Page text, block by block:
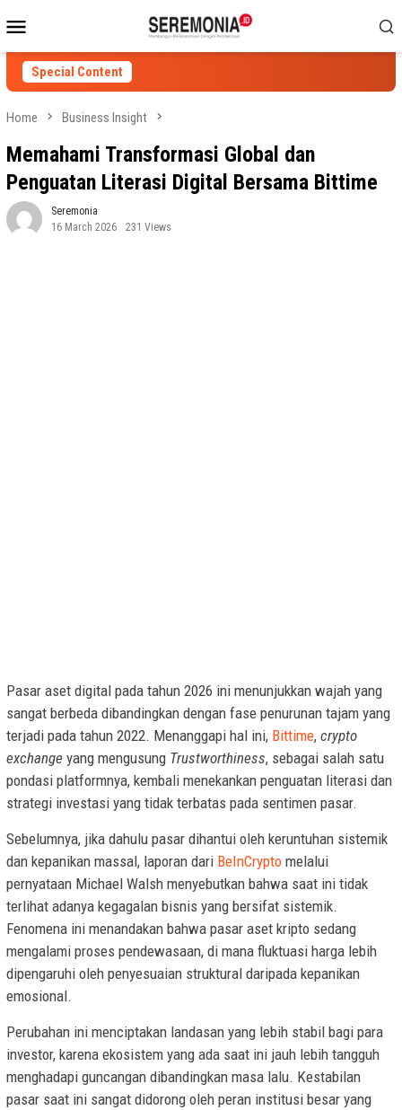
to
contentMenu
Special Content
Home Business Insight
Memahami Transformasi Global dan
Penguatan Literasi Digital Bersama Bittime
Seremonia
16 March 2026
231 Views
Pasar aset digital pada tahun 2026 ini menunjukkan wajah yang
sangat berbeda dibandingkan dengan fase penurunan tajam yang
terjadi pada tahun 2022. Menanggapi hal ini, Bittime, crypto
exchange yang mengusung Trustworthiness, sebagai salah satu
pondasi platformnya, kembali menekankan penguatan literasi dan
strategi investasi yang tidak terbatas pada sentimen pasar.
Sebelumnya, jika dahulu pasar dihantui oleh keruntuhan sistemik
dan kepanikan massal, laporan dari BeInCrypto melalui
pernyataan Michael Walsh menyebutkan bahwa saat ini tidak
terlihat adanya kegagalan bisnis yang bersifat sistemik.
Fenomena ini menandakan bahwa pasar aset kripto sedang
mengalami proses pendewasaan, di mana fluktuasi harga lebih
dipengaruhi oleh penyesuaian struktural daripada kepanikan
emosional.
Perubahan ini menciptakan landasan yang lebih stabil bagi para
investor, karena ekosistem yang ada saat ini jauh lebih tangguh
menghadapi guncangan dibandingkan masa lalu. Kestabilan
pasar saat ini sangat didorong oleh peran institusi besar yang